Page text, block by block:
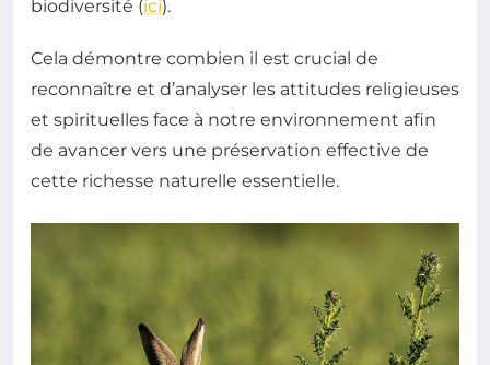
biodiversité (ici).
Cela démontre combien il est crucial de
reconnaître et d’analyser les attitudes religieuses
et spirituelles face à notre environnement afin
de avancer vers une préservation effective de
cette richesse naturelle essentielle.